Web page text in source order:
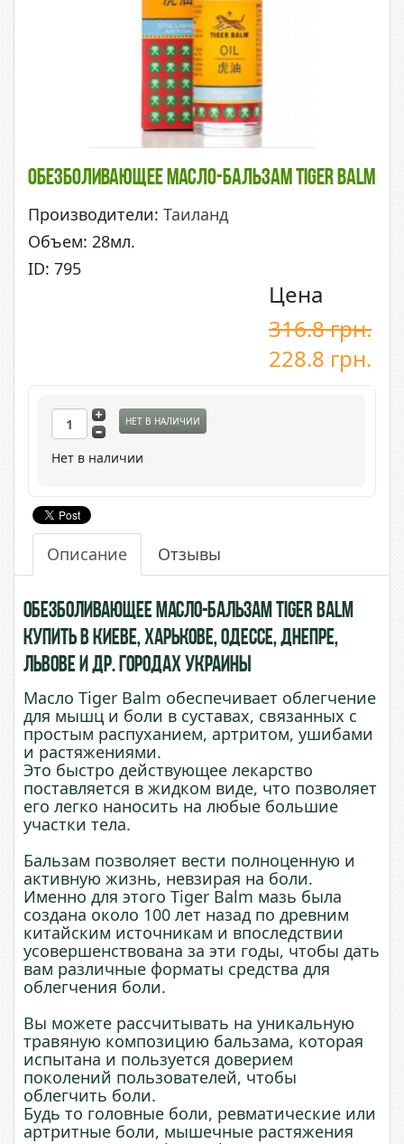
Обезболивающее Масло-Бальзам Tiger Balm
Производители: Таиланд
Объем: 28мл.
ID: 795
Цена
316.8грн.
228.8 грн.
НЕТ В НАЛИЧИИ
Нет в наличии
Описание Отзывы
Обезболивающее Масло-бальзам Tiger Balm
купить в Киеве, Харькове, Одессе, Днепре,
Львове и др. городах Украины
Масло Tiger Balm обеспечивает облегчение
для мышц и боли в суставах, связанных с
простым распуханием, артритом, ушибами
и растяжениями.
Это быстро действующее лекарство
поставляется в жидком виде, что позволяет
его легко наносить на любые большие
участки тела.
Бальзам позволяет вести полноценную и
активную жизнь, невзирая на боли.
Именно для этого Tiger Balm мазь была
создана около 100 лет назад по древним
китайским источникам и впоследствии
усовершенствована за эти годы, чтобы дать
вам различные форматы средства для
облегчения боли.
Вы можете рассчитывать на уникальную
травяную композицию бальзама, которая
испытана и пользуется доверием
поколений пользователей, чтобы
облегчить боли.
Будь то головные боли, ревматические или
артритные боли, мышечные растяжения